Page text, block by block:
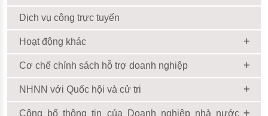
Dịch vụ công trực tuyến
Hoạt động khác
Cơ chế chính sách hỗ trợ doanh nghiệp
NHNN với Quốc hội và cử tri
Công bố thông tin của Doanh nghiệp nhà nước